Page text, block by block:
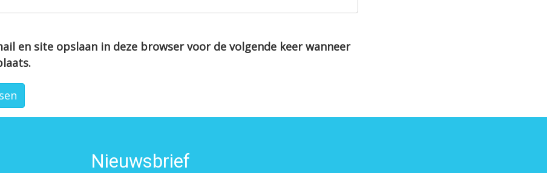
en site opslaan in deze browser voor de volgende keer wanneer
Nieuwsbrief